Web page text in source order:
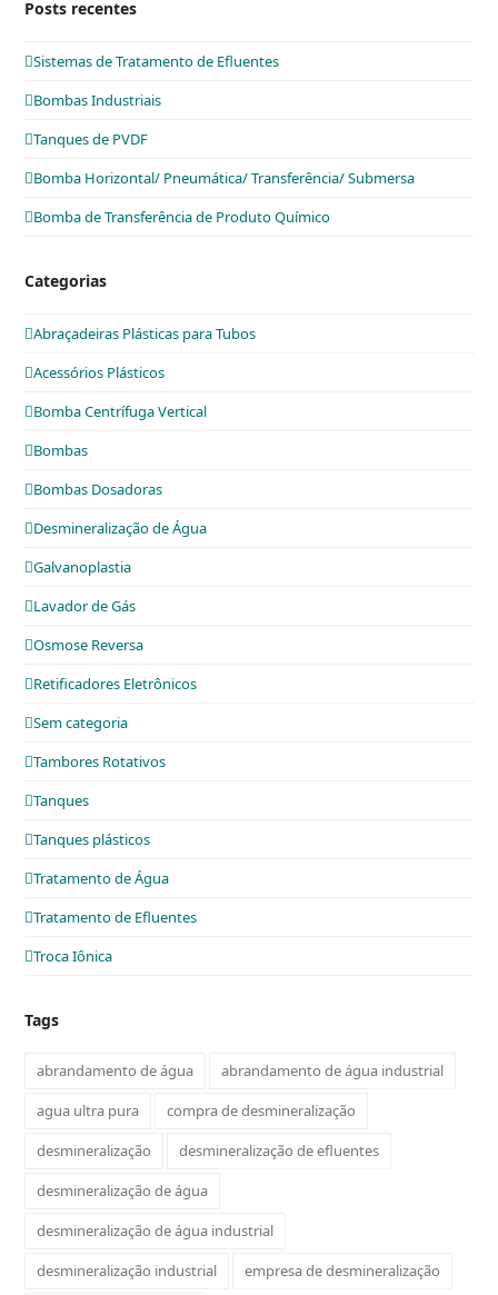
Posts recentes
Sistemas de Tratamento de Efluentes
Bombas Industriais
Tanques de PVDF
Bomba Horizontal/ Pneumática/ Transferência/ Submersa
Bomba de Transferência de Produto Químico
Categorias
Abraçadeiras Plásticas para Tubos
Acessórios Plásticos
Bomba Centrífuga Vertical
Bombas
Bombas Dosadoras
Desmineralização de Água
Galvanoplastia
Lavador de Gás
Osmose Reversa
Retificadores Eletrônicos
Sem categoria
Tambores Rotativos
Tanques
Tanques plásticos
Tratamento de Água
Tratamento de Efluentes
Troca Iônica
Tags
abrandamento de água
abrandamento de água industrial
agua ultra pura
compra de desmineralização
desmineralização
desmineralização de efluentes
desmineralização de água
desmineralização de água industrial
desmineralização industrial
empresa de desmineralização